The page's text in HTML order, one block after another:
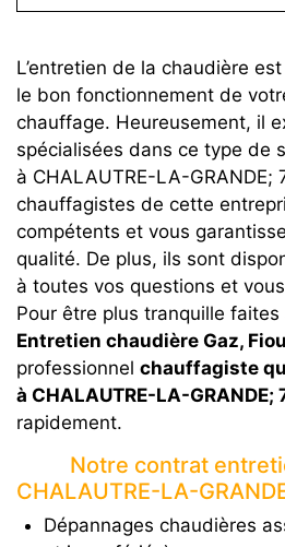
L’entretien de la chaudière
le bon fonctionnement de
chauffage. Heureusement, il
spécialisées dans ce type de
à CHALAUTRE-LA-GRANDE;
chauffagistes de cette
compétents et vous
qualité. De plus, ils sont
à toutes vos questions et
Pour être plus tranquille
Entretien chaudière Gaz,
professionnel chauffagiste
à CHALAUTRE-LA-GRANDE;
rapidement.
Notre contrat
CHALAUTRE-LA-
Dépannages chaudières